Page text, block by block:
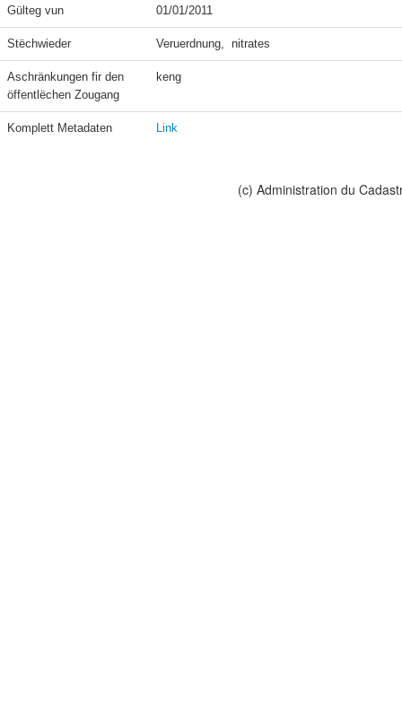
Gülteg vun 01/01/2011
Stëchwieder Veruerdnung,  nitrates
Aschränkungen fir den
öffentlëchen Zougang
keng
Komplett Metadaten Link
(c) Administration du